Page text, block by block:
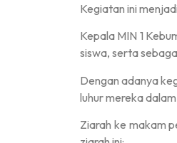
Kegiatan ini
Kepala MIN 1
siswa, serta
Dengan adanya
luhur mereka
Ziarah ke makam